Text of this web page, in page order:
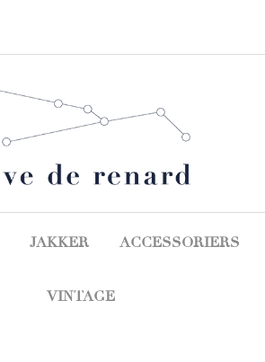
JAKKER ACCESSORIERS
VINTAGE